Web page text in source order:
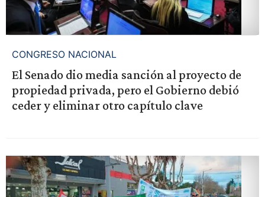
CONGRESO NACIONAL
El Senado dio media sanción al proyecto de
propiedad privada, pero el Gobierno debió
ceder y eliminar otro capítulo clave